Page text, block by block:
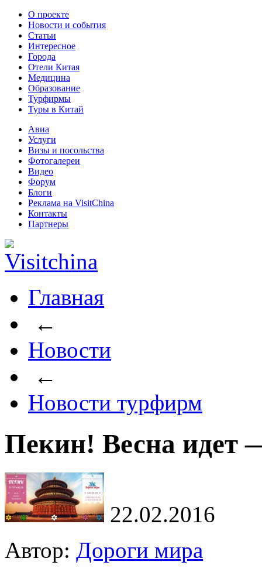
О проекте
Новости и события
Статьи
Интересное
Города
Отели Китая
Медицина
Образование
Турфирмы
Туры в Китай
Авиа
Услуги
Визы и посольства
Фотогалереи
Видео
Форум
Блоги
Реклама на VisitChina
Контакты
Партнеры
Главная
←
Новости
←
Новости турфирм
Пекин! Весна идет
22.02.2016
Автор: Дороги мира